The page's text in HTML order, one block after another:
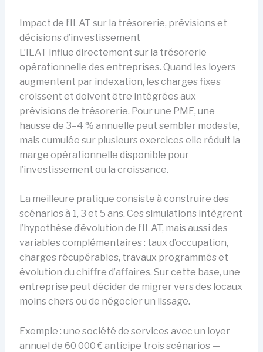
Impact de l’ILAT sur la trésorerie, prévisions et
décisions d’investissement
L’ILAT influe directement sur la trésorerie
opérationnelle des entreprises. Quand les loyers
augmentent par indexation, les charges fixes
croissent et doivent être intégrées aux
prévisions de trésorerie. Pour une PME, une
hausse de 3–4 % annuelle peut sembler modeste,
mais cumulée sur plusieurs exercices elle réduit la
marge opérationnelle disponible pour
l’investissement ou la croissance.
La meilleure pratique consiste à construire des
scénarios à 1, 3 et 5 ans. Ces simulations intègrent
l’hypothèse d’évolution de l’ILAT, mais aussi des
variables complémentaires : taux d’occupation,
charges récupérables, travaux programmés et
évolution du chiffre d’affaires. Sur cette base, une
entreprise peut décider de migrer vers des locaux
moins chers ou de négocier un lissage.
Exemple : une société de services avec un loyer
annuel de 60 000 € anticipe trois scénarios —